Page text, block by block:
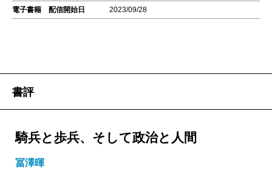
電子書籍 配信開始日 2023/09/28
書評
騎兵と歩兵、そして政治と人間
冨澤暉